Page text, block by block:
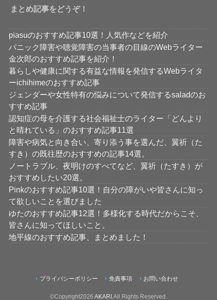
まとめ記事をどうぞ！
piasuのおすすめ記事10選！人気作などを紹介
パニック障害や聴覚障害の当事者の目線のWebライター
金次郎のおすすめ記事を紹介！
暮らしや健康に関する有益な情報を発信するWebライタ
ーichihimeのおすすめ記事
ジェンダーや女性特有の悩みについて発信するsaladのお
すすめ記事
認知症の母を介護する社会福祉士のライター「どんより
と晴れている」のおすすめ記事11選
障害や病気と向き合い、寄り添う事を選んだ、翼祈（た
すき）の既往歴のおすすめの記事14選。
ノートラブル、夜明けのすべてなど、翼祈（たすき）が
おすすめしたい20選。
Pinkのおすすめ記事10選！自分の障がいや皆さんに知っ
て欲しいことを選びました
ゆたのおすすめ記事12選！多様化する時代だからこそ、
皆さんに知ってほしいこと。
地平線のおすすめ記事、まとめました！
プライバシーポリシー 免責事項 お問い合わせ
©Copyright2026 AKARI .All Rights Reserved.